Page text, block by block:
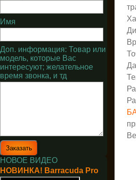
Имя
Доп. информация: Товар или
модель, которые Вас
интересуют; желательное
время звонка, и тд
НОВОЕ ВИДЕО
НОВИНКА! Barracuda Pro